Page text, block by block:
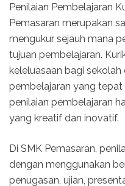
Penilaian Pembelajaran
Pemasaran merupakan
mengukur sejauh mana
tujuan pembelajaran.
keleluasaan bagi
pembelajaran yang tepat
penilaian pembelajaran
yang kreatif dan inovatif.
Di SMK Pemasaran,
dengan menggunakan
penugasan, ujian,